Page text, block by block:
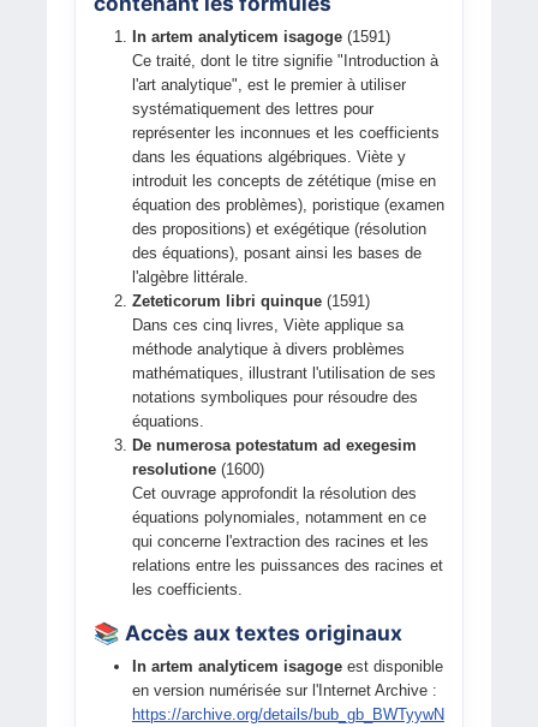
In artem analyticem isagoge(1591)
Ce traité, dont le titre signifie "Introduction à
l'art analytique", est le premier à utiliser
systématiquement des lettres pour
représenter les inconnues et les coefficients
dans les équations algébriques. Viète y
introduit les concepts de zététique (mise en
équation des problèmes), poristique (examen
des propositions) et exégétique (résolution
des équations), posant ainsi les bases de
l'algèbre littérale.
Zeteticorum libri quinque(1591)
Dans ces cinq livres, Viète applique sa
méthode analytique à divers problèmes
mathématiques, illustrant l'utilisation de ses
notations symboliques pour résoudre des
équations.
De numerosa potestatum ad exegesim
resolutione(1600)
Cet ouvrage approfondit la résolution des
équations polynomiales, notamment en ce
qui concerne l'extraction des racines et les
relations entre les puissances des racines et
les coefficients.
📚 Accès aux textes originaux
In artem analyticem isagogeest disponible
en version numérisée sur l'Internet Archive :
https://archive.org/details/bub_gb_BWTyywN39KEC